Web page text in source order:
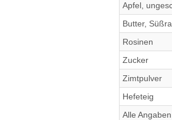
Apfel,
Butter,
Rosinen
Zucker
Zimtpulver
Hefeteig
Alle